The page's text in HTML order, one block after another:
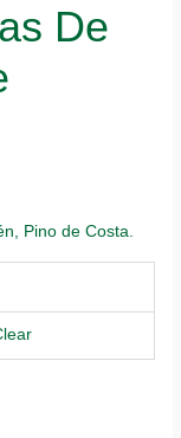
De
Pino de Costa.